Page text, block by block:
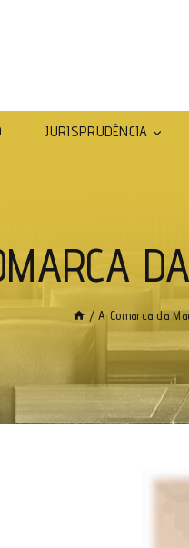
JURISPRUDÊNCIA
/ A Comarca da